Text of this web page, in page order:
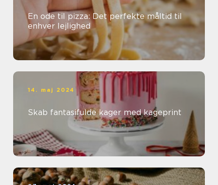
En ode til pizza: Det perfekte måltid til
enhver lejlighed
14. maj 2024
Skab fantasifulde kager med kageprint